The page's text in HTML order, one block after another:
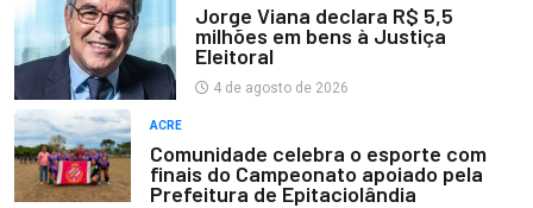
Jorge Viana declara R$ 5,5
milhões em bens à Justiça
Eleitoral
4 de agosto de 2026
ACRE
Comunidade celebra o esporte com
finais do Campeonato apoiado pela
Prefeitura de Epitaciolândia